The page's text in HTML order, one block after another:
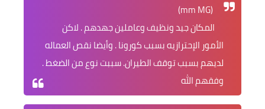
(mm MG)
المكان جيد ونظيف وعاملين جهدهم . لاكن
الأمور الإحترازيه بسبب كورونا . وأيضا نقص العماله
لديهم بسبب توقف الطيران. سببت نوع من الضغط .
وفقهم الله